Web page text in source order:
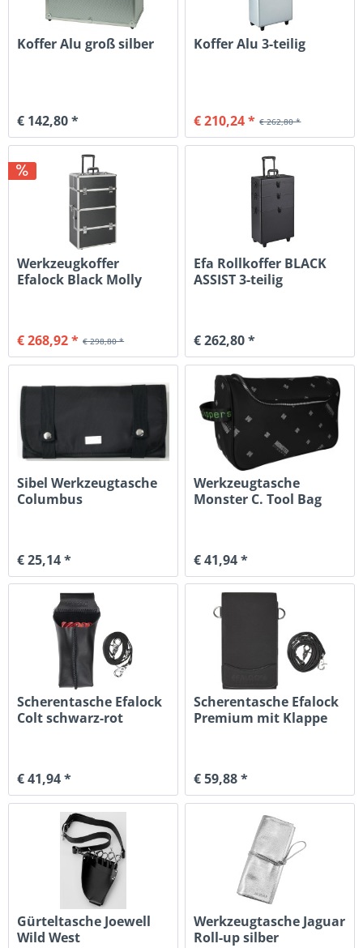
Koffer Alu groß silber
€ 142,80 *
Koffer Alu 3-teilig
€ 262,80 *
€ 210,24 *
Werkzeugkoffer
Efalock Black Molly
€ 298,80 *
€ 268,92 *
Efa Rollkoffer BLACK
ASSIST 3-teilig
€ 262,80 *
Sibel Werkzeugtasche
Columbus
€ 25,14 *
Werkzeugtasche
Monster C. Tool Bag
€ 41,94 *
Scherentasche Efalock
Colt schwarz-rot
€ 41,94 *
Scherentasche Efalock
Premium mit Klappe
€ 59,88 *
Gürteltasche Joewell
Wild West
Werkzeugtasche Jaguar
Roll-up silber